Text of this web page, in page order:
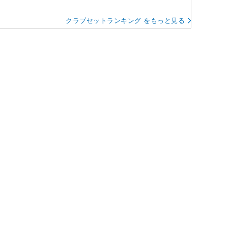
クラブセットランキング をもっと見る